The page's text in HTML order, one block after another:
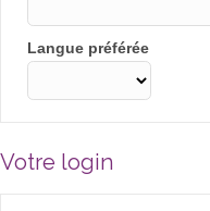
Langue préférée
Votre login